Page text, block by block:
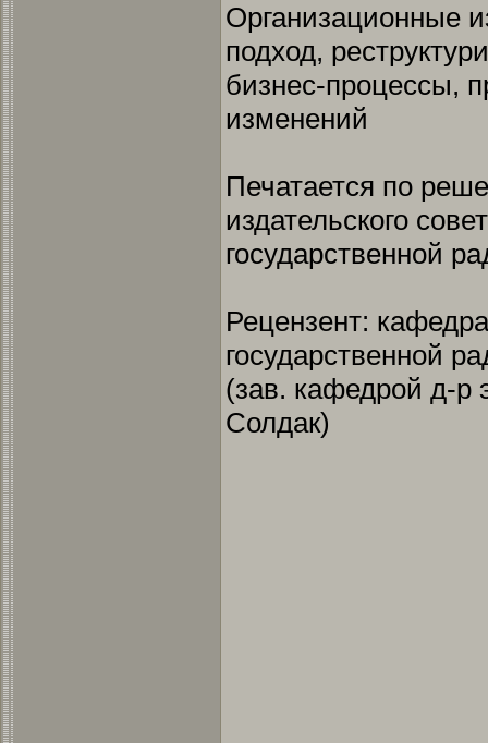
Организационные
подход,
бизнес-процессы,
изменений
Печатается по
издательского
государственной
Рецензент:
государственной
(зав. кафедрой д-
Солдак)